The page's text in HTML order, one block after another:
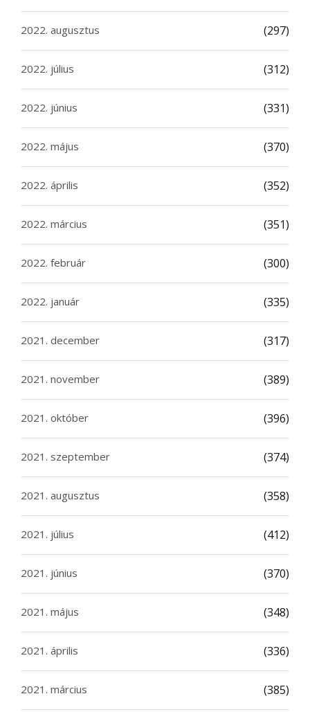
2022. augusztus (297)
2022. július (312)
2022. június (331)
2022. május (370)
2022. április (352)
2022. március (351)
2022. február (300)
2022. január (335)
2021. december (317)
2021. november (389)
2021. október (396)
2021. szeptember (374)
2021. augusztus (358)
2021. július (412)
2021. június (370)
2021. május (348)
2021. április (336)
2021. március (385)